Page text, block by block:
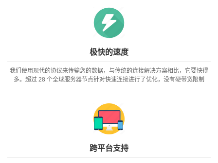
极快的速度
我们使用现代的协议来传输您的数据，与传统的连接解决方​​案相比，它要快得
多。超过 28 个全球服务器节点针对快速连接进行了优化，没有硬带宽限制
跨平台支持